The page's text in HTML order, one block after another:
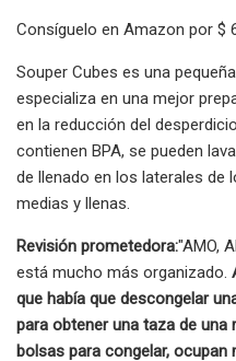
Consíguelo en Amazon por $
Souper Cubes es una
especializa en una mejor
en la reducción del
contienen BPA, se pueden
de llenado en los laterales
medias y llenas.
Revisión prometedora:"AMO,
está mucho más organizado.
que había que descongelar
para obtener una taza de una
bolsas para congelar,